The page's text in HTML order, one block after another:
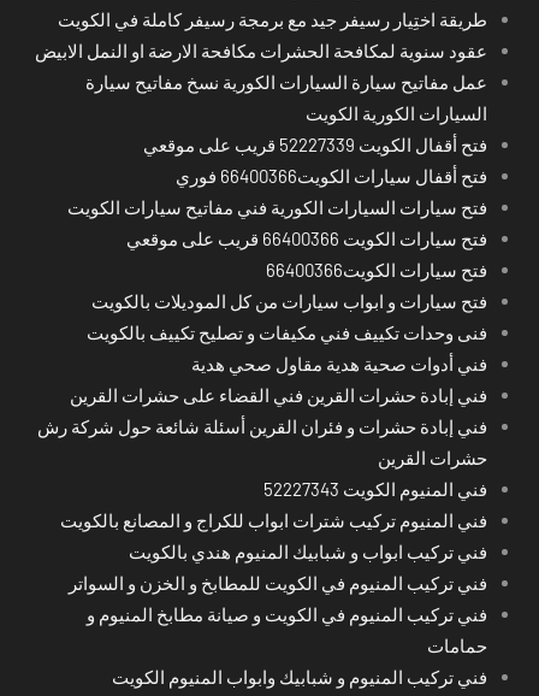
طريقة اختِيار رسيفر جيد مع برمجة رسيفر كاملة في الكويت
عقود سنوية لمكافحة الحشرات مكافحة الارضة او النمل الابيض
عمل مفاتيح سيارة السيارات الكورية نسخ مفاتيح سيارة
السيارات الكورية الكويت
فتح أقفال الكويت 52227339 قريب على موقعي
فتح أقفال سيارات الكويت66400366 فوري
فتح سيارات السيارات الكورية فني مفاتيح سيارات الكويت
فتح سيارات الكويت 66400366 قريب على موقعي
فتح سيارات الكويت66400366
فتح سيارات و ابواب سيارات من كل الموديلات بالكويت
فنى وحدات تكييف فني مكيفات و تصليح تكييف بالكويت
فني أدوات صحية هدية مقاول صحي هدية
فني إبادة حشرات القرين فني القضاء على حشرات القرين
فني إبادة حشرات و فئران القرين أسئلة شائعة حول شركة رش
حشرات القرين
فني المنيوم الكويت 52227343
فني المنيوم تركيب شترات ابواب للكراج و المصانع بالكويت
فني تركيب ابواب و شبابيك المنيوم هندي بالكويت
فني تركيب المنيوم في الكويت للمطابخ و الخزن و السواتر
فني تركيب المنيوم في الكويت و صيانة مطابخ المنيوم و
حمامات
فني تركيب المنيوم و شبابيك وابواب المنيوم الكويت